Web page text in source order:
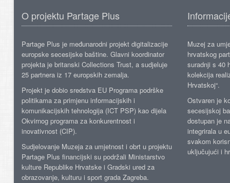
O projektu Partage Plus
Partage Plus je međunarodni projekt digitalizacije
europske secesijske baštine. Glavni koordinator
projekta je britanski Collections Trust, a sudjeluje
25 partnera iz 17 europskih zemalja.
Projekt je dobio sredstva EU Programa podrške
politikama za primjenu informacijskih i
komunikacijskih tehnologija (ICT PSP) kao dijela
Okvirnog programa za konkurentnost i
inovativnost (CIP).
Sudjelovanje Muzeja za umjetnost i obrt u projektu
Partage Plus financijski su podržali Ministarstvo
kulture Republike Hrvatske i Gradski ured za
obrazovanje, kulturu i sport grada Zagreba.
Muzej za
hrvatskog
suradnji s 40
kolekcija
Hrvatskoj“.
Ostvaren je
secesijskoj
dostupan je
integrirala u
svakom
uključujući i